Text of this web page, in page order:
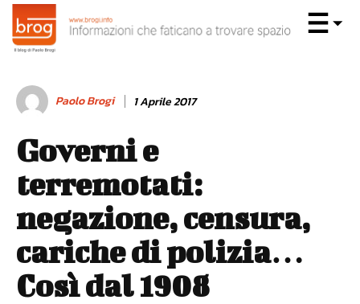
Paolo Brogi 1 Aprile 2017
Governi e
terremotati:
negazione, censura,
cariche di polizia…
Così dal 1908